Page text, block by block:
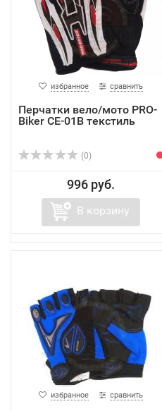
избранное сравнить
Перчатки вело/мото PRO-
Biker CE-01B текстиль
(0)
996 руб.
В корзину
избранное сравнить